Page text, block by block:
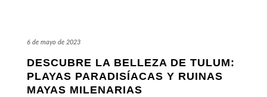
6 de mayo de 2023
DESCUBRE LA BELLEZA DE TULUM:
PLAYAS PARADISÍACAS Y RUINAS
MAYAS MILENARIAS